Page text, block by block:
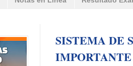
SISTEMA DE